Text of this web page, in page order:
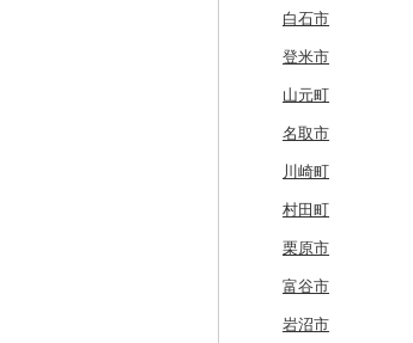
清里町
北斗市
留萌市
白糠町
釧路町
名寄市
美唄市
厚岸町
南富良野町
東通村
黒石市
おいらせ町
鶴田町
階上町
深浦町
青森市
田子町
新郷村
一戸町
陸前高田市
紫波町
滝沢市
住田町
葛巻町
花巻市
岩泉町
田野畑村
白石市
登米市
山元町
名取市
川崎町
村田町
栗原市
富谷市
岩沼市